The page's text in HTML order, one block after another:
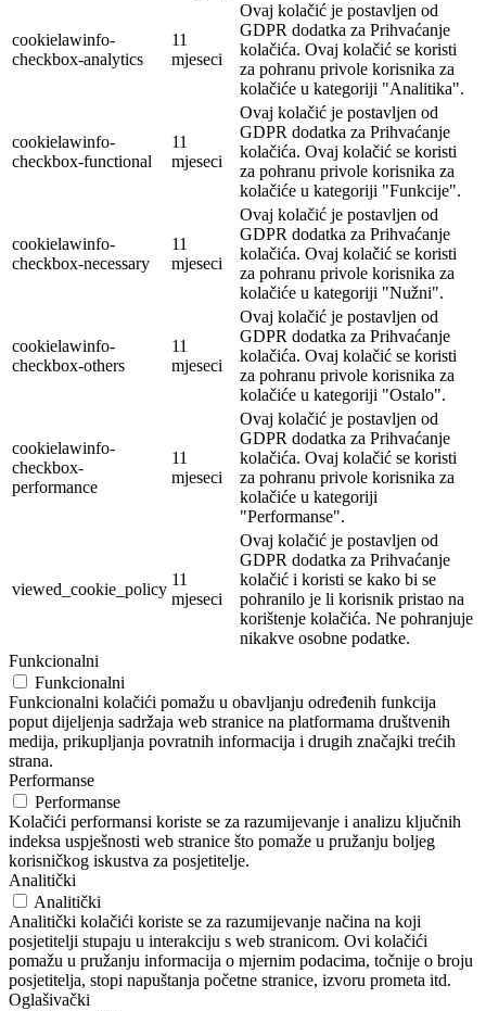
cookielawinfo-
checkbox-analytics
11
mjeseci
Ovaj kolačić je postavljen od
GDPR dodatka za Prihvaćanje
kolačića. Ovaj kolačić se koristi
za pohranu privole korisnika za
kolačiće u kategoriji "Analitika".
cookielawinfo-
checkbox-functional
11
mjeseci
Ovaj kolačić je postavljen od
GDPR dodatka za Prihvaćanje
kolačića. Ovaj kolačić se koristi
za pohranu privole korisnika za
kolačiće u kategoriji "Funkcije".
cookielawinfo-
checkbox-necessary
11
mjeseci
Ovaj kolačić je postavljen od
GDPR dodatka za Prihvaćanje
kolačića. Ovaj kolačić se koristi
za pohranu privole korisnika za
kolačiće u kategoriji "Nužni".
cookielawinfo-
checkbox-others
11
mjeseci
Ovaj kolačić je postavljen od
GDPR dodatka za Prihvaćanje
kolačića. Ovaj kolačić se koristi
za pohranu privole korisnika za
kolačiće u kategoriji "Ostalo".
cookielawinfo-
checkbox-
performance
11
mjeseci
Ovaj kolačić je postavljen od
GDPR dodatka za Prihvaćanje
kolačića. Ovaj kolačić se koristi
za pohranu privole korisnika za
kolačiće u kategoriji
"Performanse".
viewed_cookie_policy
11
mjeseci
Ovaj kolačić je postavljen od
GDPR dodatka za Prihvaćanje
kolačić i koristi se kako bi se
pohranilo je li korisnik pristao na
korištenje kolačića. Ne pohranjuje
nikakve osobne podatke.
Funkcionalni
Funkcionalni
Funkcionalni kolačići pomažu u obavljanju određenih funkcija
poput dijeljenja sadržaja web stranice na platformama društvenih
medija, prikupljanja povratnih informacija i drugih značajki trećih
strana.
Performanse
Performanse
Kolačići performansi koriste se za razumijevanje i analizu ključnih
indeksa uspješnosti web stranice što pomaže u pružanju boljeg
korisničkog iskustva za posjetitelje.
Analitički
Analitički
Analitički kolačići koriste se za razumijevanje načina na koji
posjetitelji stupaju u interakciju s web stranicom. Ovi kolačići
pomažu u pružanju informacija o mjernim podacima, točnije o broju
posjetitelja, stopi napuštanja početne stranice, izvoru prometa itd.
Oglašivački